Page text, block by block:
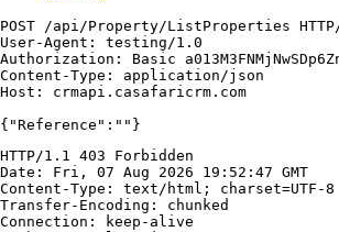
POST /api/Property/ListProperties
User-Agent: testing/1.0
Authorization: Basic
Content-Type: application/json
Host: crmapi.casafaricrm.com
{"Reference":""}
HTTP/1.1 403 Forbidden
Date: Fri, 07 Aug 2026 19:52:47 GMT
Content-Type: text/html; charset=UTF-8
Transfer-Encoding: chunked
Connection: keep-alive